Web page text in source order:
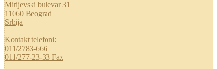
Mirijevski bulevar 31
11060 Beograd
Srbija
Kontakt telefoni:
011/2783-666
011/277-23-33 Fax